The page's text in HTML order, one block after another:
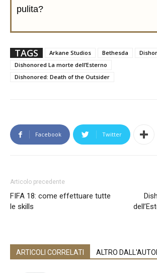
pulita?
TAGS Arkane Studios Bethesda
Dishonored La morte dell’Esterno
Dishonored: Death of the Outsider
Facebook Twitter
Articolo precedente
FIFA 18: come effettuare tutte
le skills
ARTICOLI CORRELATI ALTRO